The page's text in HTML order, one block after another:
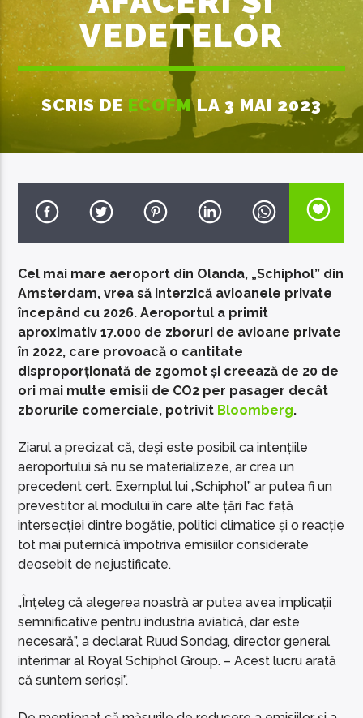
EcoFM Chisinau
VEDETELOR
SCRIS DE ECOFMLA 3 MAI 2023
Cel mai mare aeroport din Olanda, „Schiphol” din
Amsterdam, vrea să interzică avioanele private
începând cu 2026. Aeroportul a primit
aproximativ 17.000 de zboruri de avioane private
în 2022, care provoacă o cantitate
disproporționată de zgomot și creează de 20 de
ori mai multe emisii de CO2 per pasager decât
zborurile comerciale, potrivit Bloomberg.
Ziarul a precizat că, deși este posibil ca intențiile
aeroportului să nu se materializeze, ar crea un
precedent cert. Exemplul lui „Schiphol” ar putea fi un
prevestitor al modului în care alte țări fac față
intersecției dintre bogăție, politici climatice și o reacție
tot mai puternică împotriva emisiilor considerate
deosebit de nejustificate.
„Înțeleg că alegerea noastră ar putea avea implicații
semnificative pentru industria aviatică, dar este
necesară”, a declarat Ruud Sondag, director general
interimar al Royal Schiphol Group. – Acest lucru arată
că suntem serioși”.